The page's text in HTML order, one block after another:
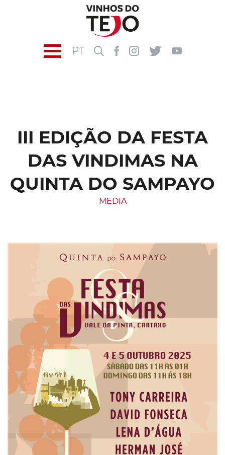
PT
III EDIÇÃO DA FESTA
DAS VINDIMAS NA
QUINTA DO SAMPAYO
MEDIA